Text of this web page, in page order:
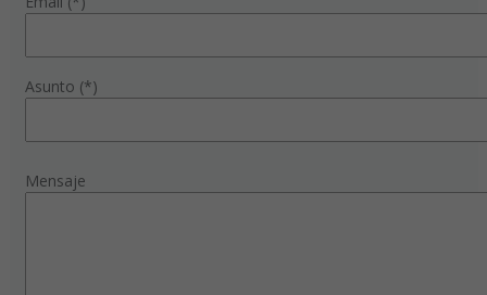
Asunto (*)
Mensaje